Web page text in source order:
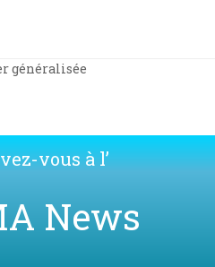
généralisée
vous à l’
News